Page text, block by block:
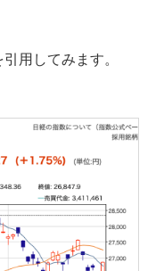
用してみます。